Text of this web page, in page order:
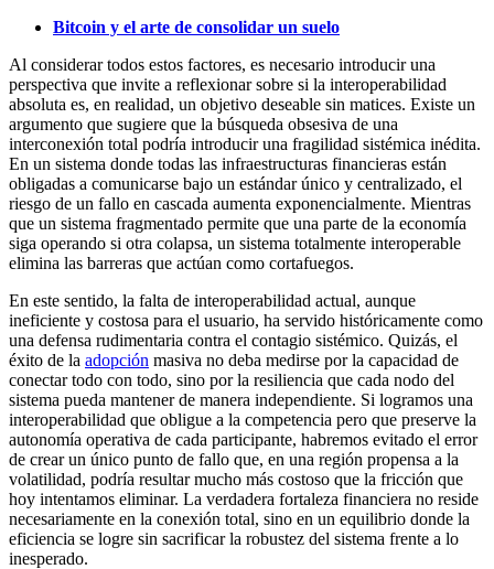
Bitcoin y el arte de consolidar un suelo
Al considerar todos estos factores, es necesario introducir una
perspectiva que invite a reflexionar sobre si la interoperabilidad
absoluta es, en realidad, un objetivo deseable sin matices. Existe un
argumento que sugiere que la búsqueda obsesiva de una
interconexión total podría introducir una fragilidad sistémica inédita.
En un sistema donde todas las infraestructuras financieras están
obligadas a comunicarse bajo un estándar único y centralizado, el
riesgo de un fallo en cascada aumenta exponencialmente. Mientras
que un sistema fragmentado permite que una parte de la economía
siga operando si otra colapsa, un sistema totalmente interoperable
elimina las barreras que actúan como cortafuegos.
En este sentido, la falta de interoperabilidad actual, aunque
ineficiente y costosa para el usuario, ha servido históricamente como
una defensa rudimentaria contra el contagio sistémico. Quizás, el
éxito de la adopción masiva no deba medirse por la capacidad de
conectar todo con todo, sino por la resiliencia que cada nodo del
sistema pueda mantener de manera independiente. Si logramos una
interoperabilidad que obligue a la competencia pero que preserve la
autonomía operativa de cada participante, habremos evitado el error
de crear un único punto de fallo que, en una región propensa a la
volatilidad, podría resultar mucho más costoso que la fricción que
hoy intentamos eliminar. La verdadera fortaleza financiera no reside
necesariamente en la conexión total, sino en un equilibrio donde la
eficiencia se logre sin sacrificar la robustez del sistema frente a lo
inesperado.